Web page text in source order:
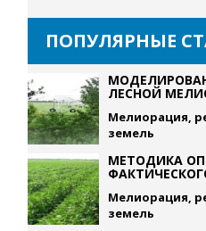
ПОПУЛЯРНЫЕ
ЛЕСНОЙ
Мелиорация,
земель
МЕТОДИКА
Мелиорация,
земель